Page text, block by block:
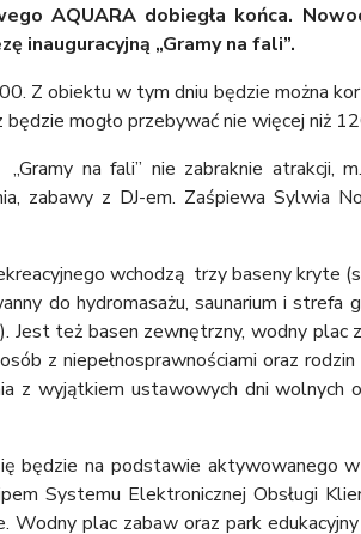
AQUARA dobiegła końca.
inauguracyjną „Gramy na fali”.
Z obiektu w tym dniu będzie można
mogło przebywać nie więcej niż
na fali” nie zabraknie atrakcji,
zabawy z DJ-em. Zaśpiewa Sylwia
wchodzą trzy baseny kryte
do hydromasażu, saunarium i strefa
Jest też basen zewnętrzny, wodny
z niepełnosprawnościami oraz
z wyjątkiem ustawowych dni wolnych
będzie na podstawie aktywowanego
Systemu Elektronicznej Obsługi
Wodny plac zabaw oraz park